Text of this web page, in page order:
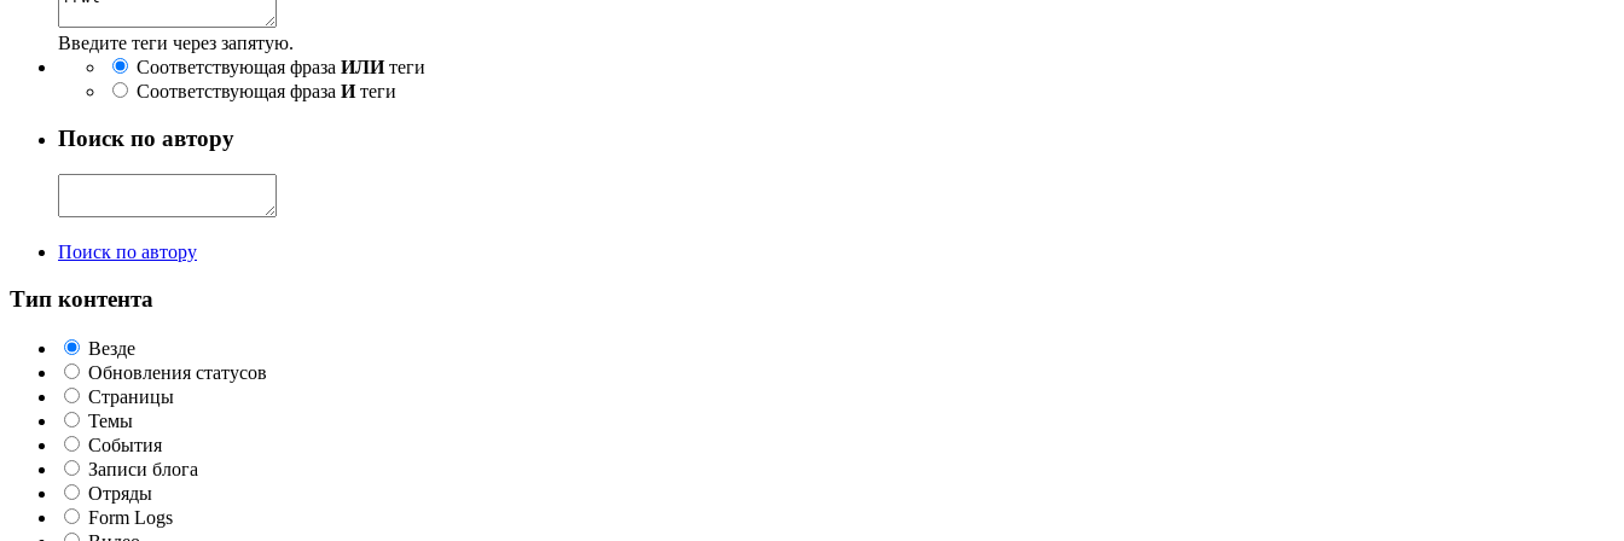
Введите теги через запятую.
Соответствующая фраза ИЛИтеги
Соответствующая фраза Итеги
Поиск по автору
Поиск по автору
Тип контента
Везде
Обновления статусов
Страницы
Темы
События
Записи блога
Отряды
Form Logs